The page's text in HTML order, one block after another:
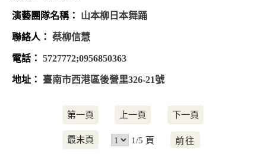
山本柳日本舞踊
蔡柳信慧
5727772;0956850363
臺南市西港區後營里326-21號
第一頁 上一頁 下一頁
最末頁 1/5 頁
前